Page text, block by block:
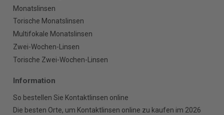
Monatslinsen
Torische Monatslinsen
Multifokale Monatslinsen
Zwei-Wochen-Linsen
Torische Zwei-Wochen-Linsen
Information
So bestellen Sie Kontaktlinsen online
Die besten Orte, um Kontaktlinsen online zu kaufen im 2026